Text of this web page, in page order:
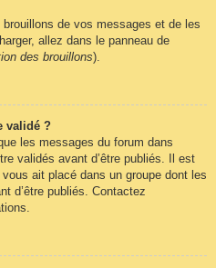
brouillons de vos messages et de les
allez dans le panneau de
des brouillons).
validé ?
les messages du forum dans
validés avant d’être publiés. Il est
ait placé dans un groupe dont les
d’être publiés. Contactez